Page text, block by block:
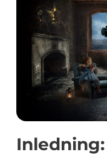
Inledning: